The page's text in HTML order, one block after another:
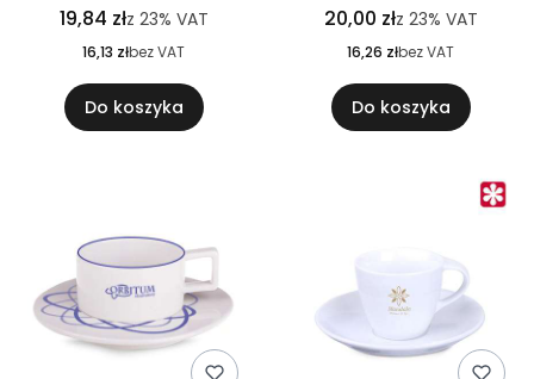
19,84 złz 23% VAT
16,13 złbez VAT
Do koszyka
20,00 złz 23% VAT
16,26 złbez VAT
Do koszyka